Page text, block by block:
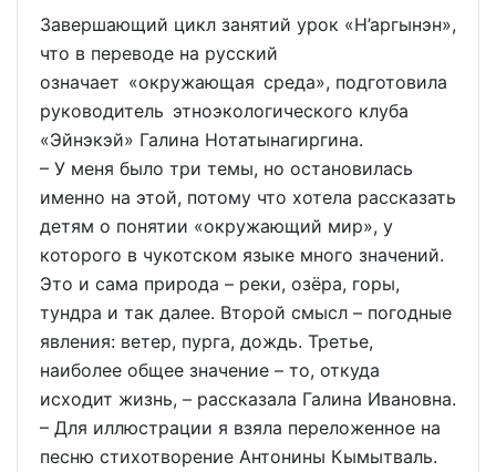
Завершающий цикл занятий урок «Н’аргынэн»,
что в переводе на русский
означает «окружающая среда», подготовила
руководитель этноэкологического клуба
«Эйнэкэй» Галина Нотатынагиргина.
– У меня было три темы, но остановилась
именно на этой, потому что хотела рассказать
детям о понятии «окружающий мир», у
которого в чукотском языке много значений.
Это и сама природа – реки, озёра, горы,
тундра и так далее. Второй смысл – погодные
явления: ветер, пурга, дождь. Третье,
наиболее общее значение – то, откуда
исходит жизнь, – рассказала Галина Ивановна.
– Для иллюстрации я взяла переложенное на
песню стихотворение Антонины Кымытваль.